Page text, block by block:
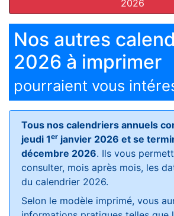
2026
Nos autres
2026 à imprimer
pourraient vous
Tous nos calendriers annuels
jeudi 1er janvier 2026 et se
décembre 2026. Ils vous
consulter, mois après mois, les
du calendrier 2026.
Selon le modèle imprimé, vous